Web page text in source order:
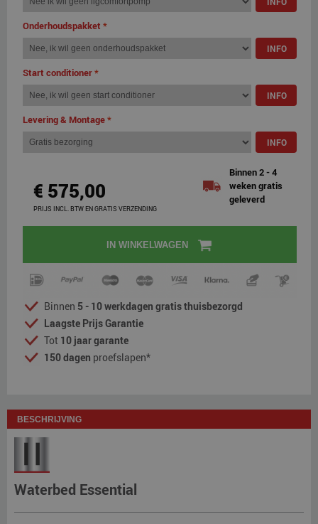
Onderhoudspakket *
INFO
Start conditioner*
INFO
Levering & Montage*
INFO
€ 575,00
PRIJS INCL. BTW EN GRATIS VERZENDING
Binnen 2 - 4
weken gratis
geleverd
IN WINKELWAGEN
Binnen 5 - 10 werkdagen gratis thuisbezorgd
Laagste Prijs Garantie
Tot 10 jaar garante
150 dagen proefslapen*
BESCHRIJVING
Waterbed Essential